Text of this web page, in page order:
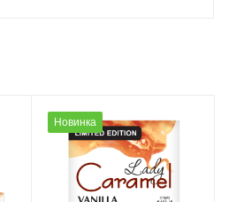
Новинка